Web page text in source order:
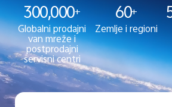
300,000+
Globalni prodajni
van mreže i
postprodajni
servisni centri
60+
Zemlje i regioni